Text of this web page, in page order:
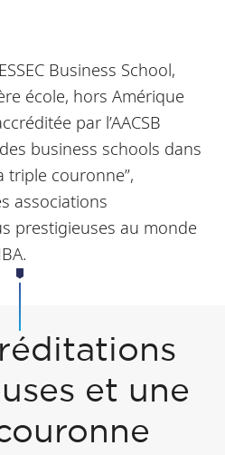
Business School,
école, hors Amérique
par l’AACSB
business schools dans
triple couronne”,
associations
prestigieuses au monde
et une